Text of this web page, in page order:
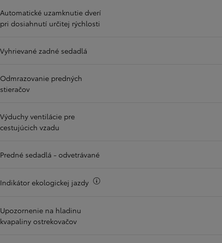
Automatické uzamknutie dverí
pri dosiahnutí určitej rýchlosti
Vyhrievané zadné sedadlá
Odmrazovanie predných
stieračov
Výduchy ventilácie pre
cestujúcich vzadu
Predné sedadlá - odvetrávané
Indikátor ekologickej jazdy
Upozornenie na hladinu
kvapaliny ostrekovačov